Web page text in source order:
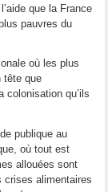
que la France
pauvres du
où les plus
tête que
colonisation qu’ils
publique au
où tout est
allouées sont
crises alimentaires